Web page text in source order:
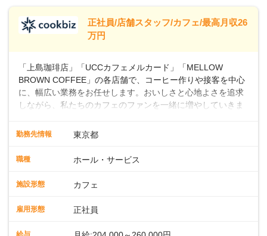
※別途、残業代および各種手当あり
※試用期間なし
■店長職： ・西日本／月給26万7500円
万円＋賞与(年3回)・店長職：年収410万円／
正社員/店舗スタッフ/カフェ/最高月収26
万円
「上島珈琲店」「UCCカフェメルカード」「MELLOW
BROWN COFFEE」の各店舗で、コーヒー作りや接客を中心
に、幅広い業務をお任せします。おいしさと心地よさを追求
しながら、私たちのカフェのファンを一緒に増やしていきま
クの作成お客様のご案内、レジ対応軽食メニューの調理店内
ート体制充実コーヒーの知識から接客マナーまで、先輩スタ
年齢層が活躍しており、チームワークも抜群です。基本マニ
業務に馴染める環境です。「カフェの接客は初めて」という
ッフとして経験を積んだ後、店長を目指してみませんか。売
勤務先情報 東京都
職種 ホール・サービス
施設形態 カフェ
雇用形態 正社員
給与